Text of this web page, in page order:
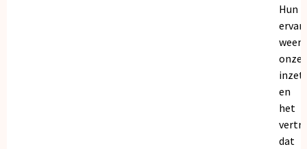
Hun
onze
inzet
en
het
dat